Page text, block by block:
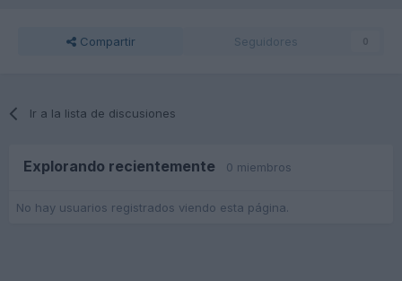
Compartir Seguidores 0
Ir a la lista de discusiones
Explorando recientemente 0 miembros
No hay usuarios registrados viendo esta página.